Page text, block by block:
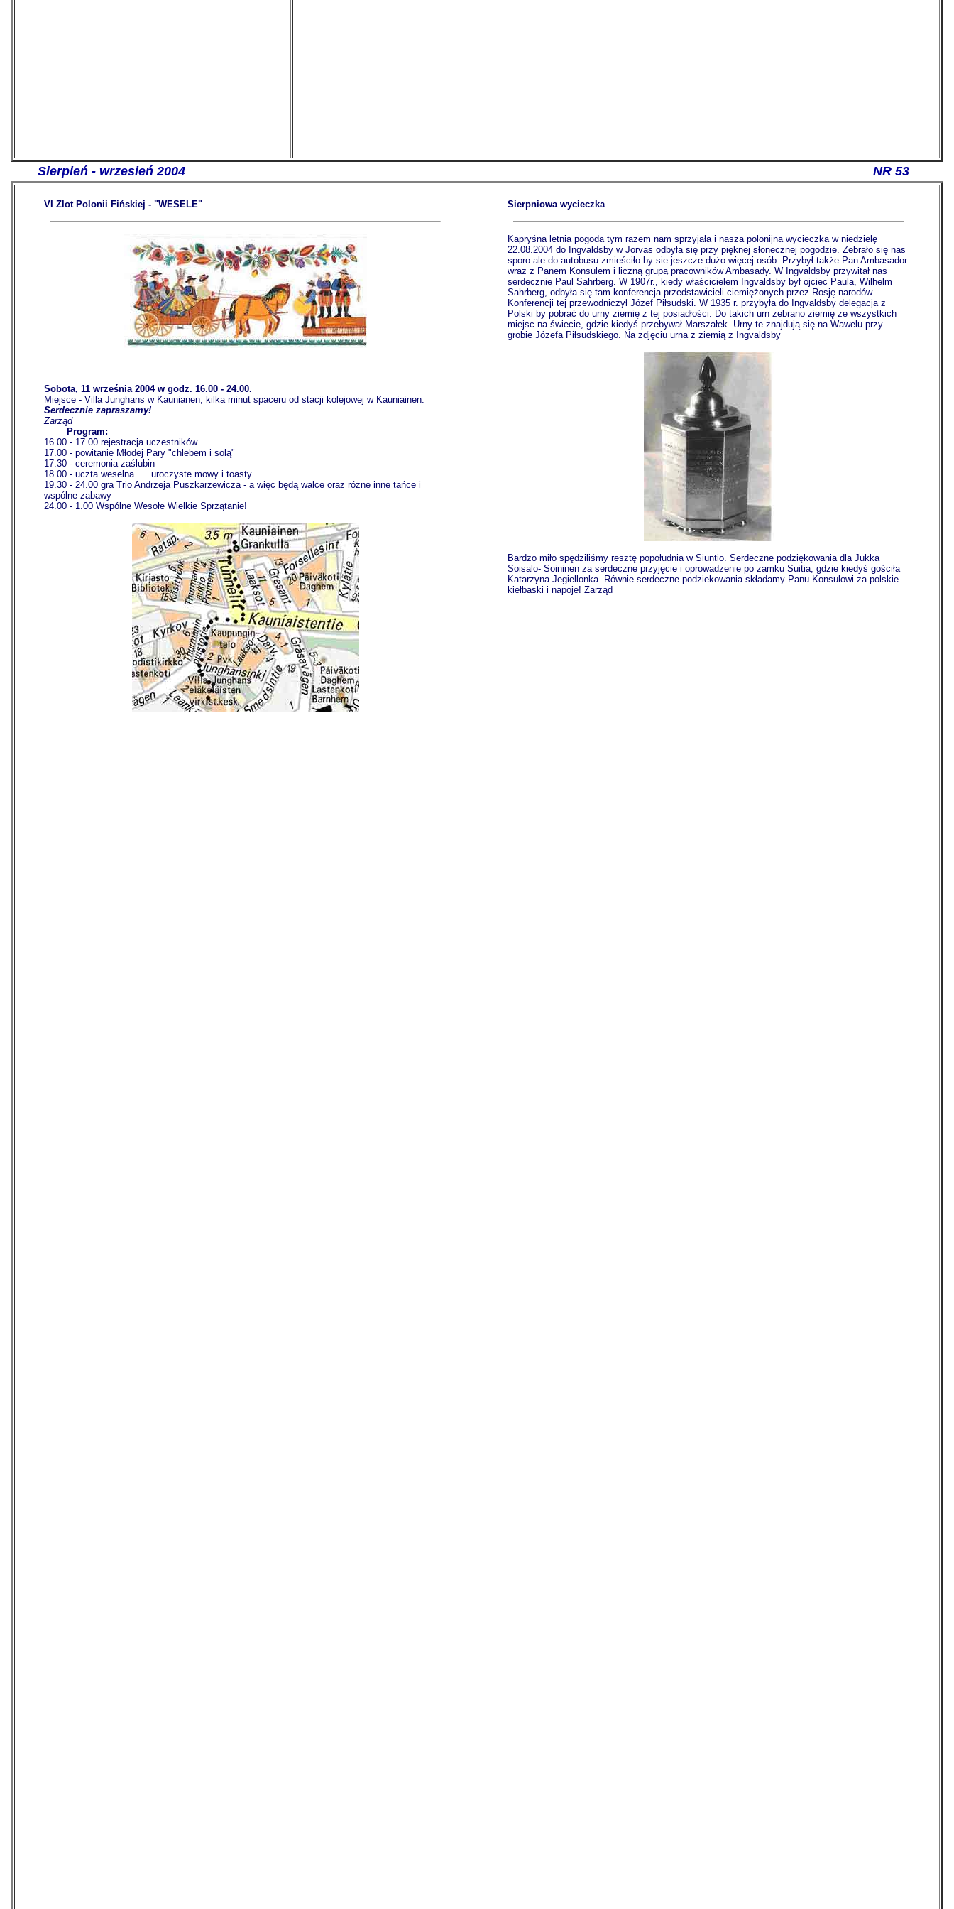
Sierpień - wrzesień 2004 NR 53
VI Zlot Polonii Fińskiej - "WESELE"
Sobota, 11 września 2004 w godz. 16.00 - 24.00.
Miejsce - Villa Junghans w Kaunianen, kilka minut spaceru od stacji kolejowej w Kauniainen.
Serdecznie zapraszamy!
Zarząd
Program:
16.00 - 17.00 rejestracja uczestników
17.00 - powitanie Młodej Pary "chlebem i solą"
17.30 - ceremonia zaślubin
18.00 - uczta weselna..... uroczyste mowy i toasty
19.30 - 24.00 gra Trio Andrzeja Puszkarzewicza - a więc będą walce oraz różne inne tańce i
wspólne zabawy
24.00 - 1.00 Wspólne Wesołe Wielkie Sprzątanie!
Sierpniowa wycieczka
Kapryśna letnia pogoda tym razem nam sprzyjała i nasza polonijna wycieczka w niedzielę
22.08.2004 do Ingvaldsby w Jorvas odbyła się przy pięknej słonecznej pogodzie. Zebrało się nas
sporo ale do autobusu zmieściło by sie jeszcze dużo więcej osób. Przybył także Pan Ambasador
wraz z Panem Konsulem i liczną grupą pracowników Ambasady. W Ingvaldsby przywitał nas
serdecznie Paul Sahrberg. W 1907r., kiedy właścicielem Ingvaldsby był ojciec Paula, Wilhelm
Sahrberg, odbyła się tam konferencja przedstawicieli ciemiężonych przez Rosję narodów.
Konferencji tej przewodniczył Józef Piłsudski. W 1935 r. przybyła do Ingvaldsby delegacja z
Polski by pobrać do urny ziemię z tej posiadłości. Do takich urn zebrano ziemię ze wszystkich
miejsc na świecie, gdzie kiedyś przebywał Marszałek. Urny te znajdują się na Wawelu przy
grobie Józefa Piłsudskiego. Na zdjęciu urna z ziemią z Ingvaldsby
Bardzo miło spędziliśmy resztę popołudnia w Siuntio. Serdeczne podziękowania dla Jukka
Soisalo- Soininen za serdeczne przyjęcie i oprowadzenie po zamku Suitia, gdzie kiedyś gościła
Katarzyna Jegiellonka. Równie serdeczne podziekowania składamy Panu Konsulowi za polskie
kiełbaski i napoje! Zarząd